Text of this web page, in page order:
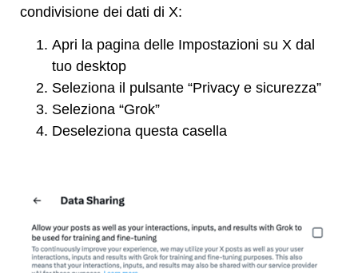
condivisione dei dati di X:
Apri la pagina delle Impostazioni su X dal
tuo desktop
Seleziona il pulsante “Privacy e sicurezza”
Seleziona “Grok”
Deseleziona questa casella